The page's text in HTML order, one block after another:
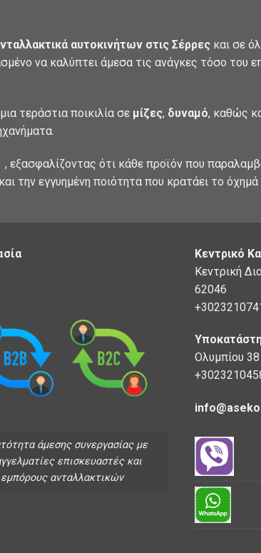
αυτοκινήτων στις Σέρρες και σε
να καλύπτει άμεσα τις ανάγκες τόσο του
τεράστια ποικιλία σε μίζες, δυναμό, καθώς
ότι κάθε προϊόν που
την εγγυημένη ποιότητα που κρατάει το όχημά
άμεσης συνεργασίας με
επισκευαστές και
εμπόρους ανταλλακτικών
Κεντρικό
Κεντρική
62046
Ολυμπίου